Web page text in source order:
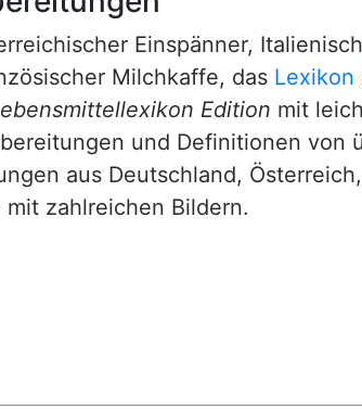
Einspänner,
Milchkaffe, das Lexikon
Edition mit
und Definitionen von
aus Deutschland, Österreich,
zahlreichen Bildern.